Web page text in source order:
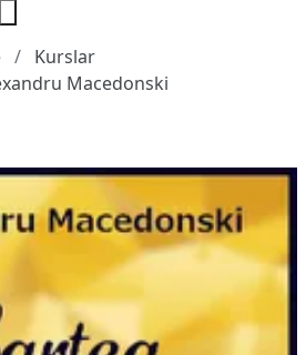
Kurslar
Macedonski